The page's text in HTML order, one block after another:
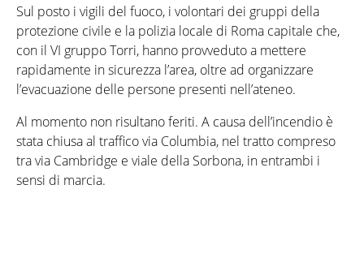
Sul posto i vigili del fuoco, i volontari dei gruppi della
protezione civile e la polizia locale di Roma capitale che,
con il VI gruppo Torri, hanno provveduto a mettere
rapidamente in sicurezza l’area, oltre ad organizzare
l’evacuazione delle persone presenti nell’ateneo.
Al momento non risultano feriti. A causa dell’incendio è
stata chiusa al traffico via Columbia, nel tratto compreso
tra via Cambridge e viale della Sorbona, in entrambi i
sensi di marcia.